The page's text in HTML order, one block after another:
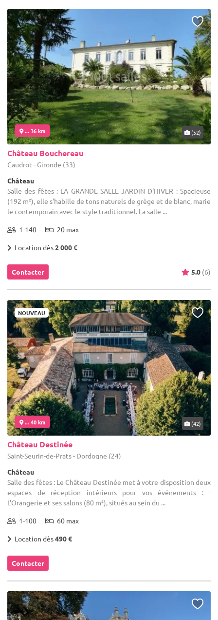
... 36 km (52)
Château Bouchereau
Caudrot - Gironde (33)
Château
Salle des fêtes : LA GRANDE SALLE JARDIN D'HIVER : Spacieuse
(192 m²), elle s’habille de tons naturels de grège et de blanc, marie
le contemporain avec le style traditionnel. La salle ...
1-140 20 max
Location dès2 000 €
Contacter 5.0 (6)
NOUVEAU
... 40 km (42)
Château Destinée
Saint-Seurin-de-Prats - Dordogne (24)
Château
Salle des fêtes : Le Château Destinée met à votre disposition deux
espaces de réception intérieurs pour vos événements : -
L'Orangerie et ses salons (80 m²), situés au sein du ...
1-100 60 max
Location dès490 €
Contacter